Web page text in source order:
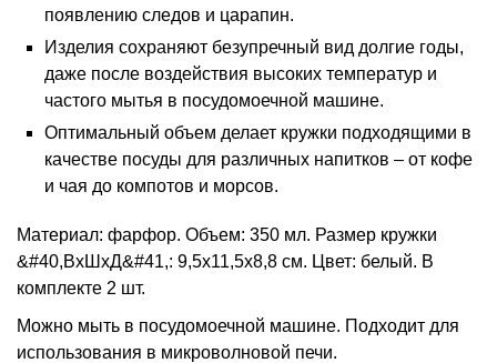
появлению следов и царапин.
Изделия сохраняют безупречный вид долгие годы,
даже после воздействия высоких температур и
частого мытья в посудомоечной машине.
Оптимальный объем делает кружки подходящими в
качестве посуды для различных напитков – от кофе
и чая до компотов и морсов.
Материал: фарфор. Объем: 350 мл. Размер кружки
&#40,ВхШхД&#41,: 9,5х11,5х8,8 см. Цвет: белый. В
комплекте 2 шт.
Можно мыть в посудомоечной машине. Подходит для
использования в микроволновой печи.